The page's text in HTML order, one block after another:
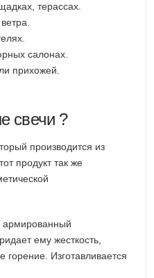
терассах.
салонах.
прихожей.
свечи ?
производится из
продукт так же
армированный
ему жесткость,
горение. Изготавливается